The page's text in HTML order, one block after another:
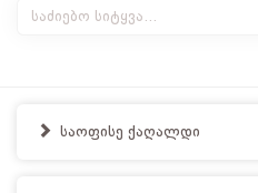
საოფისე ქაღალდი